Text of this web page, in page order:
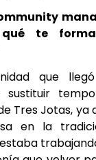
qué te
que
sustituir
Tres Jotas, ya
en la